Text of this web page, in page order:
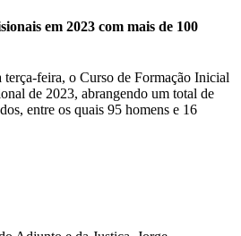
em 2023 com mais de 100
feira, o Curso de Formação Inicial
de 2023, abrangendo um total de
entre os quais 95 homens e 16